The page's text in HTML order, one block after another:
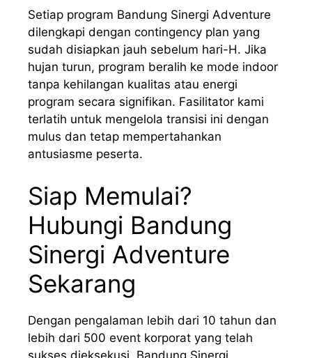
Setiap program Bandung Sinergi Adventure
dilengkapi dengan contingency plan yang
sudah disiapkan jauh sebelum hari-H. Jika
hujan turun, program beralih ke mode indoor
tanpa kehilangan kualitas atau energi
program secara signifikan. Fasilitator kami
terlatih untuk mengelola transisi ini dengan
mulus dan tetap mempertahankan
antusiasme peserta.
Siap Memulai?
Hubungi Bandung
Sinergi Adventure
Sekarang
Dengan pengalaman lebih dari 10 tahun dan
lebih dari 500 event korporat yang telah
sukses dieksekusi, Bandung Sinergi